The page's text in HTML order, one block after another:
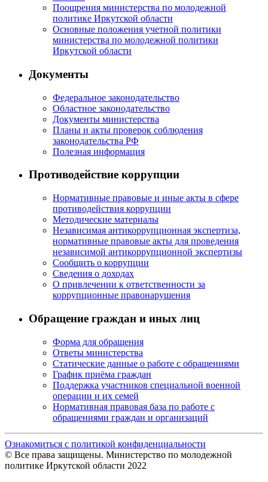
Поощрения министерства по молодежной
политике Иркутской области
Основные положения учетной политики
министерства по молодежной политики
Иркутской области
Документы
Федеральное законодательство
Областное законодательство
Документы министерства
Планы и акты проверок соблюдения
законодательства РФ
Полезная информация
Противодействие коррупции
Нормативные правовые и иные акты в сфере
противодействия коррупции
Методические материалы
Независимая антикоррупционная экспертиза,
нормативные правовые акты для проведения
независимой антикоррупционной экспертизы
Сообщить о коррупции
Сведения о доходах
О привлечении к ответственности за
коррупционные правонарушения
Обращение граждан и иных лиц
Форма для обращения
Ответы министерства
Статические данные о работе с обращениями
График приёма граждан
Поддержка участников специальной военной
операции и их семей
Нормативная правовая база по работе с
обращениями граждан и организаций
Ознакомиться с политикой конфиденциальности
© Все права защищены. Министерство по молодежной
политике Иркутской области 2022